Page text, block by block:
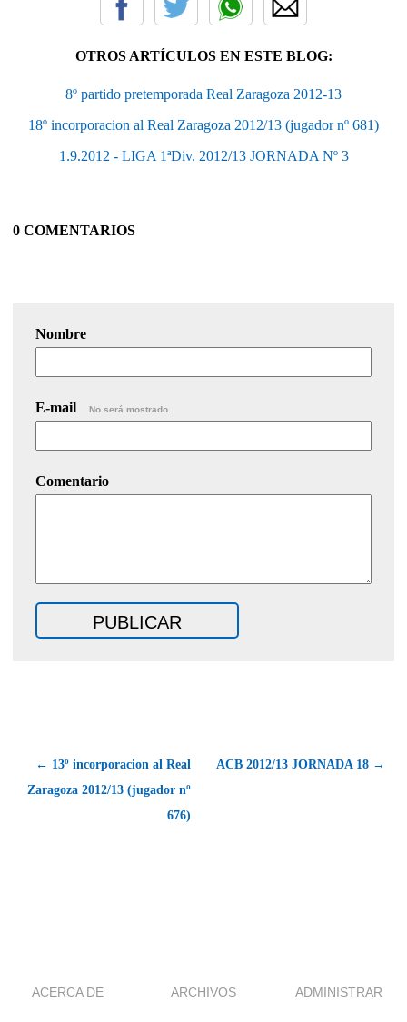
OTROS ARTÍCULOS EN ESTE BLOG:
8º partido pretemporada Real Zaragoza 2012-13
18º incorporacion al Real Zaragoza 2012/13 (jugador nº 681)
1.9.2012 - LIGA 1ªDiv. 2012/13 JORNADA Nº 3
0 COMENTARIOS
Nombre
E-mail No será mostrado.
Comentario
← 13º incorporacion al Real
Zaragoza 2012/13 (jugador nº
676)
ACB 2012/13 JORNADA 18 →
ACERCA DE ARCHIVOS ADMINISTRAR